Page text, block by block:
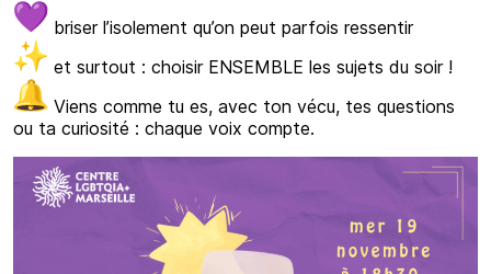
briser l’isolement qu’on peut parfois ressentir
et surtout : choisir ENSEMBLE les sujets du soir !
Viens comme tu es, avec ton vécu, tes questions
ou ta curiosité : chaque voix compte.